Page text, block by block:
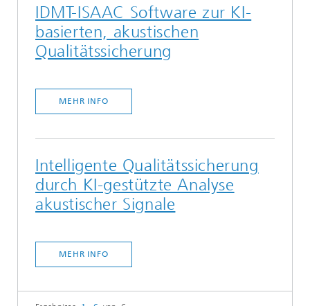
IDMT-ISAAC Software zur KI-
basierten, akustischen
Qualitätssicherung
MEHR INFO
Intelligente Qualitätssicherung
durch KI-gestützte Analyse
akustischer Signale
MEHR INFO